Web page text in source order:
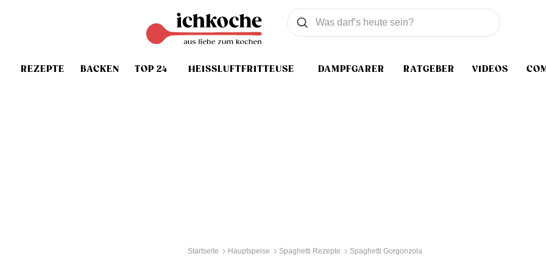
REZEPTE BACKEN TOP 24 HEISSLUFTFRITTEUSE DAMPFGARER RATGEBER VIDEOS
Was wollen Sie suchen
Suchen
Startseite Hauptspeise Spaghetti Rezepte Spaghetti Gorgonzola